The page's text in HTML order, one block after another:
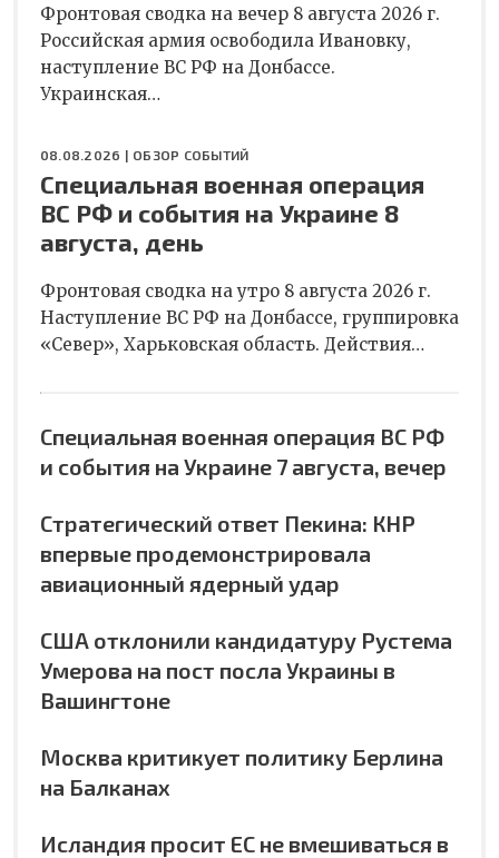
Фронтовая сводка на вечер 8 августа 2026 г.
Российская армия освободила Ивановку,
наступление ВС РФ на Донбассе.
Украинская…
08.08.2026 | ОБЗОР СОБЫТИЙ
Специальная военная операция
ВС РФ и события на Украине 8
августа, день
Фронтовая сводка на утро 8 августа 2026 г.
Наступление ВС РФ на Донбассе, группировка
«Север», Харьковская область. Действия…
Специальная военная операция ВС РФ
и события на Украине 7 августа, вечер
Стратегический ответ Пекина: КНР
впервые продемонстрировала
авиационный ядерный удар
США отклонили кандидатуру Рустема
Умерова на пост посла Украины в
Вашингтоне
Москва критикует политику Берлина
на Балканах
Исландия просит ЕС не вмешиваться в